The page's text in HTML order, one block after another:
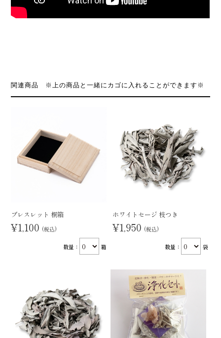
関連商品 ※上の商品と一緒にカゴに入れることができます※
ブレスレット 桐箱
¥1,100 (税込)
数量： 箱
ホワイトセージ 枝つき
¥1,950 (税込)
数量： 袋